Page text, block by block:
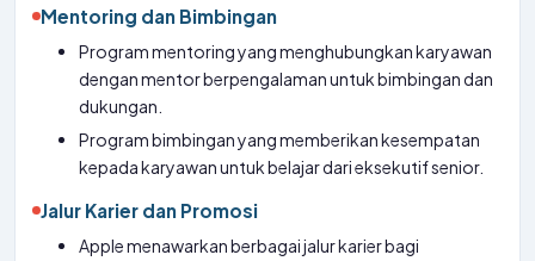
Mentoring dan Bimbingan
Program mentoring yang menghubungkan karyawan
dengan mentor berpengalaman untuk bimbingan dan
dukungan.
Program bimbingan yang memberikan kesempatan
kepada karyawan untuk belajar dari eksekutif senior.
Jalur Karier dan Promosi
Apple menawarkan berbagai jalur karier bagi